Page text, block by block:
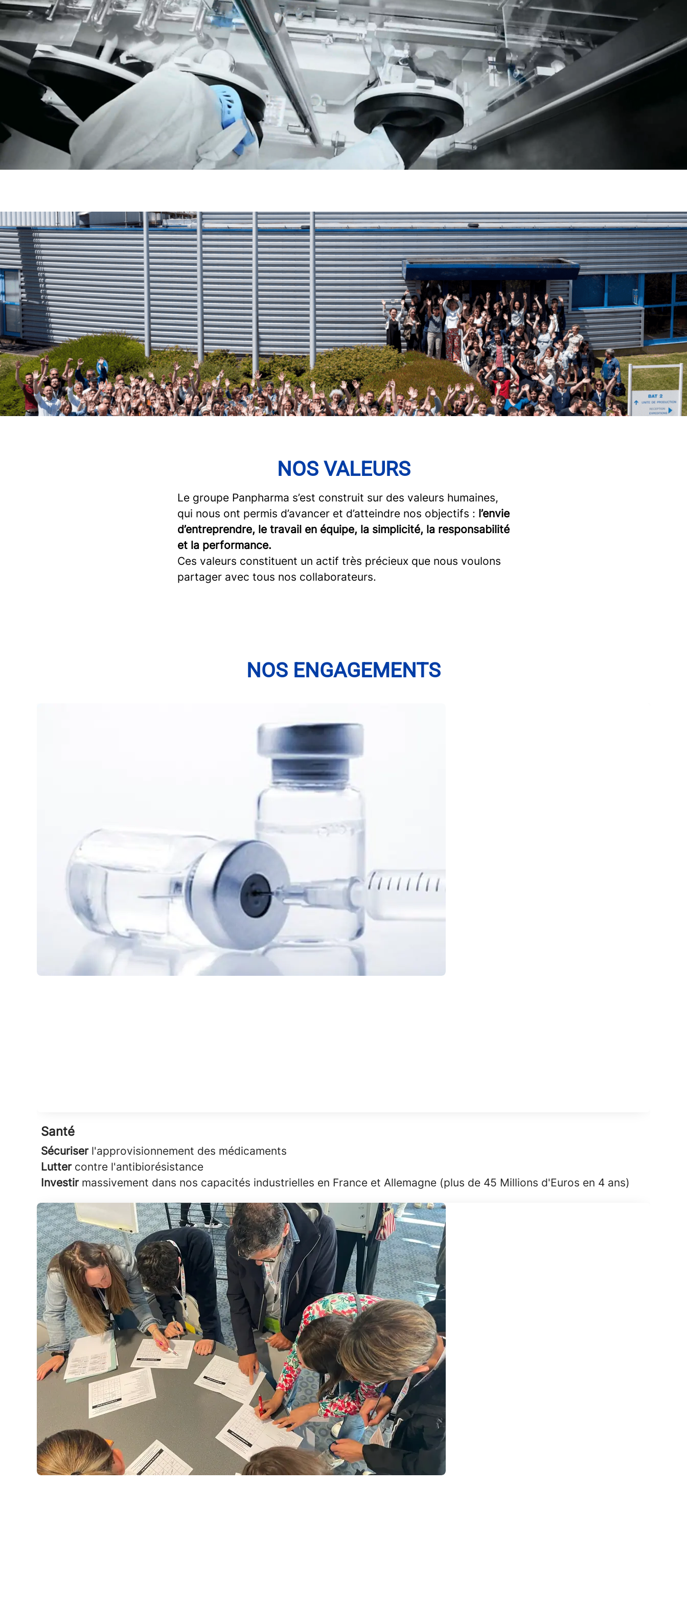
NOTRE MISSION
En intégrant le Groupe Panpharma vous pourrez être fier de
rejoindre un groupe familial et engagé pour contribuer
directement à sa mission de santé publique :
Agir ensemble, chaque jour, pour garantir aux patients un accès
fiable à des médicaments essentiels.
Vous participerez à fabriquer chaque jour des médicaments
injectables qui permettent de soigner et de sauver des vies dans
le monde entier.
NOS VALEURS
Le groupe Panpharma s’est construit sur des valeurs humaines,
qui nous ont permis d’avancer et d’atteindre nos objectifs : l’envie
d’entreprendre, le travail en équipe, la simplicité, la responsabilité
et la performance.
Ces valeurs constituent un actif très précieux que nous voulons
partager avec tous nos collaborateurs.
NOS ENGAGEMENTS
Santé
Sécuriserl'approvisionnement des médicaments
Luttercontre l'antibiorésistance
Investirmassivement dans nos capacités industrielles en France et Allemagne (plus de 45 Millions d'Euros en 4 ans)